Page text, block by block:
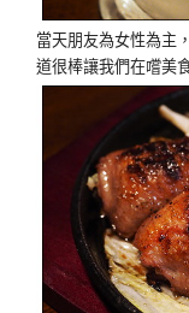
當天朋友為女性為主
道很棒讓我們在嚐美